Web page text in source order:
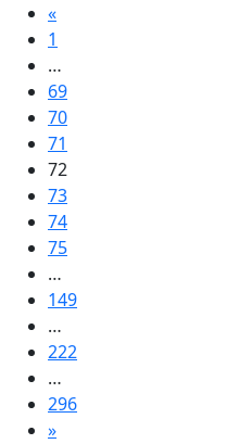
«
1
…
69
70
71
72
73
74
75
…
149
…
222
…
296
»